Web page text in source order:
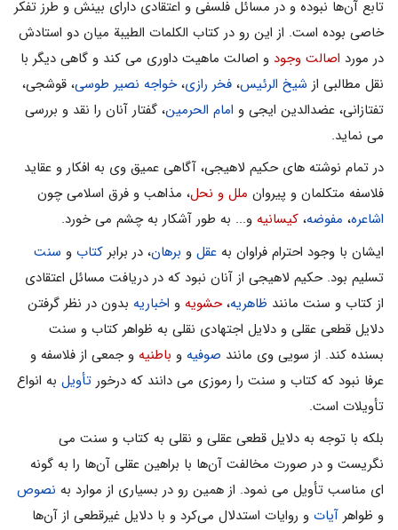
تابع آن‌ها نبوده و در مسائل فلسفى و اعتقادى داراى بینش و طرز تفکر
خاصى بوده است. از این رو در کتاب الکلمات الطیبة میان دو استادش
در مورد اصالت وجود و اصالت ماهیت داورى مى کند و گاهى دیگر با
نقل مطالبى از شیخ الرئیس، فخر رازى،خواجه نصیر طوسى، قوشجى،
تفتازانى، عضدالدین ایجى و امام الحرمین، گفتار آنان را نقد و بررسى
مى نماید.
در تمام نوشته هاى حکیم لاهیجى، آگاهى عمیق وى به افکار و عقاید
فلاسفه متکلمان و پیروان ملل و نحل، مذاهب و فرق اسلامى چون
اشاعره، مفوضه، کیسانیه و... به طور آشکار به چشم مى خورد.
ایشان با وجود احترام فراوان به عقل و برهان، در برابر کتاب و سنت
تسلیم بود. حکیم لاهیجى از آنان نبود که در دریافت مسائل اعتقادى
از کتاب و سنت مانند ظاهریه،حشویه و اخباریه بدون در نظر گرفتن
دلایل قطعى عقلى و دلایل اجتهادى نقلى به ظواهر کتاب و سنت
بسنده کند. از سویى وى مانند صوفیه و باطنیه و جمعى از فلاسفه و
عرفا نبود که کتاب و سنت را رموزى مى دانند که درخور تأویل به انواع
تأویلات است.
بلکه با توجه به دلایل قطعى عقلى و نقلى به کتاب و سنت مى
نگریست و در صورت مخالفت آن‌ها با براهین عقلى آن‌ها را به گونه
اى مناسب تأویل مى نمود. از همین رو در بسیارى از موارد به نصوص
و ظواهر آیات و روایات استدلال مى‌کرد و با دلایل غیرقطعى از آن‌ها